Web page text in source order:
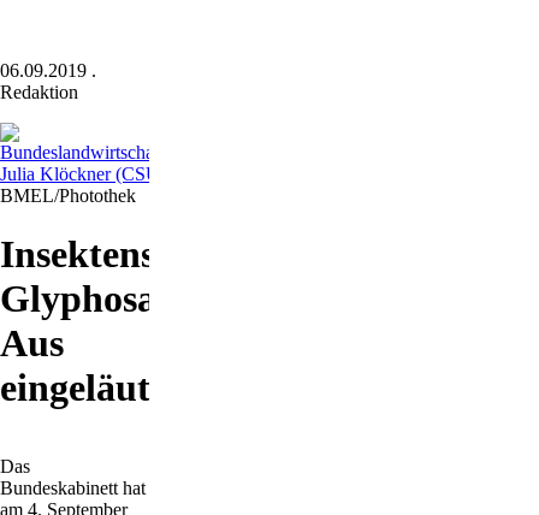
06.09.2019 .
Redaktion
BMEL/Photothek
Insektenschutzprogramm:
Glyphosat-
Aus
eingeläutet
Das
Bundeskabinett hat
am 4. September